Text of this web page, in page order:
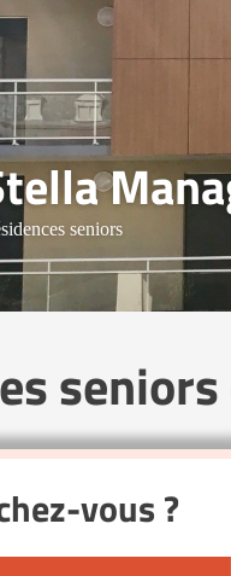
seniors
vous ?